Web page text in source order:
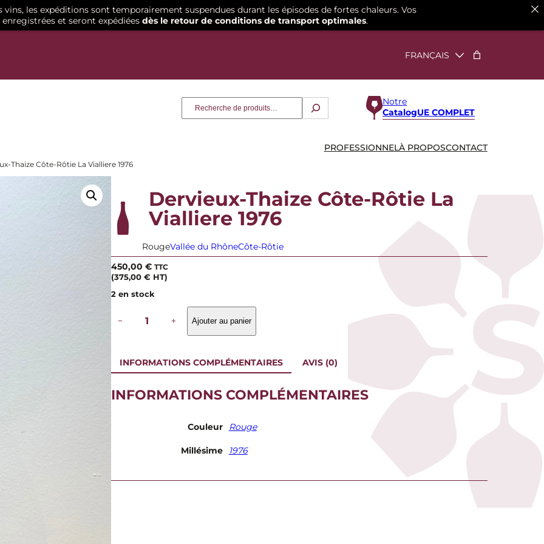
Notre
CatalogUE COMPLET
PROFESSIONNELÀ PROPOSCONTACT
Thaize Côte-Rôtie La Vialliere 1976
Dervieux-Thaize Côte-Rôtie La
Vialliere 1976
RougeVallée du RhôneCôte-Rôtie
450,00 € TTC
(375,00 €HT)
2 en stock
t
é
d
− + Ajouter au panier
INFORMATIONS COMPLÉMENTAIRES AVIS (0)
INFORMATIONS COMPLÉMENTAIRES
Couleur Rouge
Millésime 1976
les expéditions sont temporairement suspendues durant les épisodes de fortes chaleurs. Vos
et seront expédiées dès le retour de conditions de transport optimales.